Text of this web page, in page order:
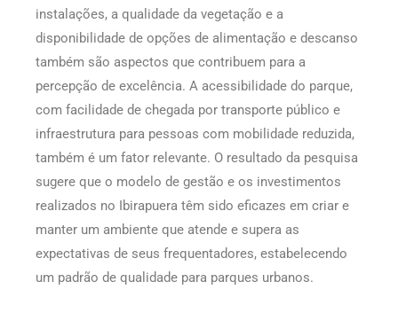
instalações, a qualidade da vegetação e a
disponibilidade de opções de alimentação e descanso
também são aspectos que contribuem para a
percepção de excelência. A acessibilidade do parque,
com facilidade de chegada por transporte público e
infraestrutura para pessoas com mobilidade reduzida,
também é um fator relevante. O resultado da pesquisa
sugere que o modelo de gestão e os investimentos
realizados no Ibirapuera têm sido eficazes em criar e
manter um ambiente que atende e supera as
expectativas de seus frequentadores, estabelecendo
um padrão de qualidade para parques urbanos.